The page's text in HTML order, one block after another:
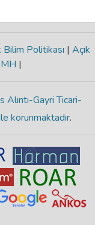
Bilim Politikası | Açık
|
Gayri Ticari-
korunmaktadır.